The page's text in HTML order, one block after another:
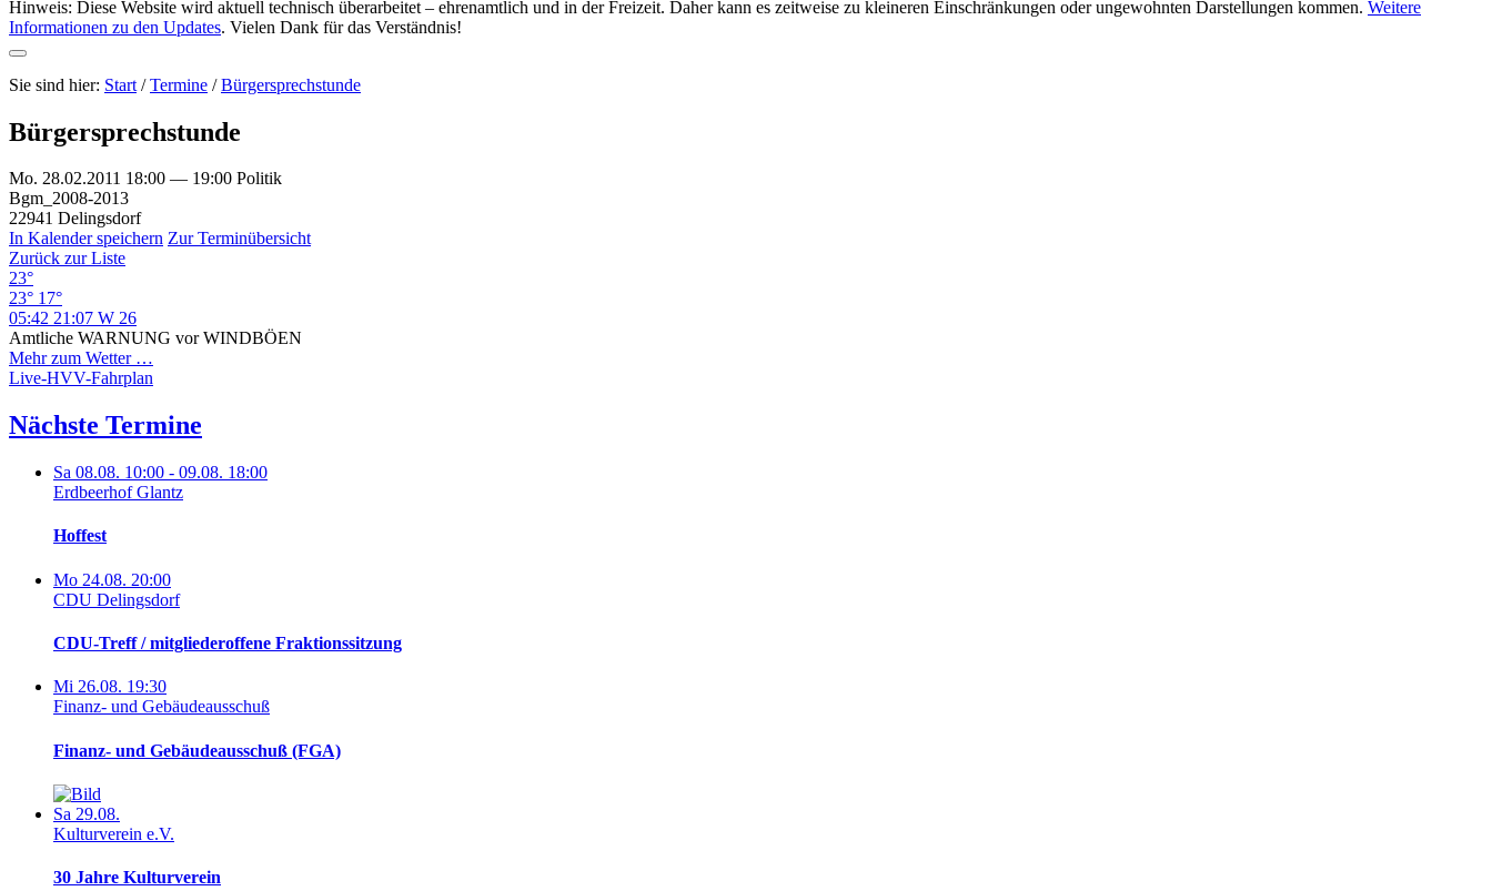
Hinweis: Diese Website wird aktuell technisch überarbeitet – ehrenamtlich und in der Freizeit. Daher kann es zeitweise zu kleineren Einschränkungen oder ungewohnten Darstellungen kommen. Weitere
Informationen zu den Updates. Vielen Dank für das Verständnis!
Sie sind hier: Start / Termine / Bürgersprechstunde
Bürgersprechstunde
Mo. 28.02.2011 18:00 — 19:00 Politik
Bgm_2008-2013
22941 Delingsdorf
In Kalender speichern Zur Terminübersicht
Zurück zur Liste
23°
23° 17°
05:42 21:07 W 26
Amtliche WARNUNG vor WINDBÖEN
Mehr zum Wetter …
Live-HVV-Fahrplan
Nächste Termine
Sa 08.08. 10:00 - 09.08. 18:00
Erdbeerhof Glantz
Hoffest
Mo 24.08. 20:00
CDU Delingsdorf
CDU-Treff / mitgliederoffene Fraktionssitzung
Mi 26.08. 19:30
Finanz- und Gebäudeausschuß
Finanz- und Gebäudeausschuß (FGA)
Sa 29.08.
Kulturverein e.V.
30 Jahre Kulturverein